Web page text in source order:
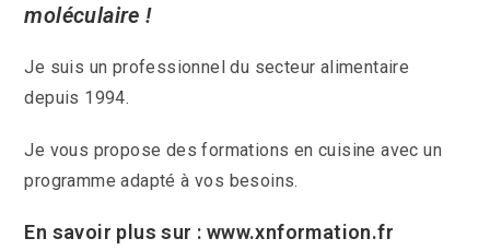
moléculaire !
Je suis un professionnel du secteur alimentaire
depuis 1994.
Je vous propose des formations en cuisine avec un
programme adapté à vos besoins.
En savoir plus sur : www.xnformation.fr